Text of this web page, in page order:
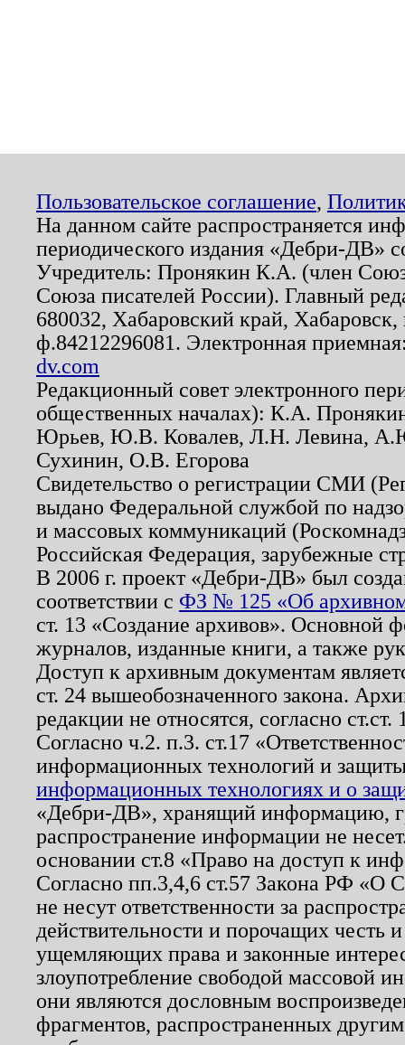
Пользовательское соглашение,
На данном сайте распространяется
периодического издания «Дебри-ДВ»
Учредитель: Пронякин К.А. (член
Союза писателей России). Главный
680032, Хабаровский край,
ф.84212296081. Электронная
dv.com
Редакционный совет электронного
общественных началах): К.А.
Юрьев, Ю.В. Ковалев, Л.Н. Левина,
Сухинин, О.В. Егорова
Свидетельство о регистрации СМИ
выдано Федеральной службой по
и массовых коммуникаций
Российская Федерация, зарубежные
В 2006 г. проект «Дебри-ДВ» был
соответствии с ФЗ № 125 «Об
ст. 13 «Создание архивов». Основной
журналов, изданные книги, а также
Доступ к архивным документам
ст. 24 вышеобозначенного закона.
редакции не относятся, согласно
Согласно ч.2. п.3. ст.17
информационных технологий и
информационных технологиях и о
«Дебри-ДВ», хранящий информацию,
распространение информации не
основании ст.8 «Право на доступ к
Согласно пп.3,4,6 ст.57 Закона РФ «О
не несут ответственности за
действительности и порочащих честь
ущемляющих права и законные
злоупотребление свободой массовой
они являются дословным
фрагментов, распространенных